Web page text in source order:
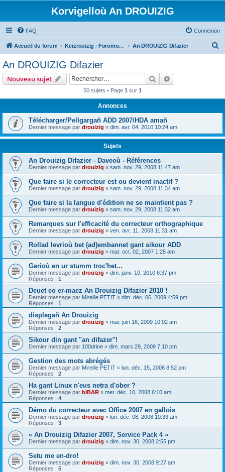
Korvigelloù An DROUIZIG
FAQ Connexion
Accueil du forum Kerzrouizig - Foromoù An Drouizig An DROUIZIG Difazier
e
r
An DROUIZIG Difazier
Nouveau sujet Rechercher
50 sujets • Page 1 sur 1
Annonces
Télécharger/Pellgargañ ADD 2007/HDA amañ
Dernier message par drouizig « dim. avr. 04, 2010 10:24 am
Sujets
An Drouizig Difazier - Daveoù - Références
Dernier message par drouizig « sam. nov. 29, 2008 11:47 am
Que faire si le correcteur est ou devient inactif ?
Dernier message par drouizig « sam. nov. 29, 2008 11:34 am
Que faire si la langue d'édition ne se maintient pas ?
Dernier message par drouizig « sam. nov. 29, 2008 11:32 am
Remarques sur l'efficacité du correcteur orthographique
Dernier message par drouizig « ven. avr. 11, 2008 11:31 am
Rollad levrioù bet (ad)embannet gant sikour ADD
Dernier message par drouizig « mar. oct. 02, 2007 1:25 am
Gerioù en ur stumm troc'het...
Dernier message par drouizig « dim. janv. 10, 2010 6:37 pm
Réponses : 1
Deuet eo er-maez An Drouizig Difazier 2010 !
Dernier message par Mireille PETIT « dim. déc. 06, 2009 4:59 pm
Réponses : 1
displegañ An Drouizig
Dernier message par drouizig « mar. juin 16, 2009 10:02 am
Réponses : 2
Sikour din gant "an difazer"!
Dernier message par 100drine « dim. mars 29, 2009 7:10 pm
Gestion des mots abrégés
Dernier message par Mireille PETIT « lun. déc. 15, 2008 8:52 pm
Réponses : 2
Ha gant Linux n'eus netra d'ober ?
Dernier message par bIBAR « mer. déc. 10, 2008 6:10 am
Réponses : 4
Démo du correcteur avec Office 2007 en gallois
Dernier message par drouizig « lun. déc. 08, 2008 10:33 am
Réponses : 3
« An Drouizig Difazier 2007, Service Pack 4 »
Dernier message par drouizig « dim. nov. 30, 2008 2:55 pm
Setu me en-dro!
Dernier message par drouizig « dim. nov. 30, 2008 9:27 am
Réponses : 5